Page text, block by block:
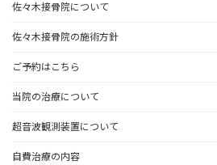
佐々木接骨院について
佐々木接骨院の施術方針
ご予約はこちら
当院の治療について
超音波観測装置について
自費治療の内容